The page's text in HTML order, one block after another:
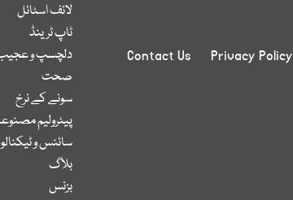
Privacy Policy
Contact Us
لائف اسٹائل
ٹاپ ٹرینڈ
دلچسپ و
صحت
سونے کے نرخ
پیٹرولیم
سائنس و
بلاگ
بزنس